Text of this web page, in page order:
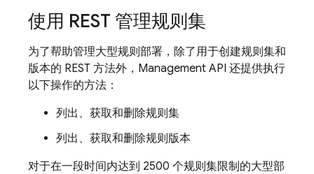
使用 REST 管理规则集
为了帮助管理大型规则部署，除了用于创建规则集和
版本的 REST 方法外，Management API 还提供执行
以下操作的方法：
列出、获取和删除规则集
列出、获取和删除规则版本
对于在一段时间内达到 2500 个规则集限制的大型部